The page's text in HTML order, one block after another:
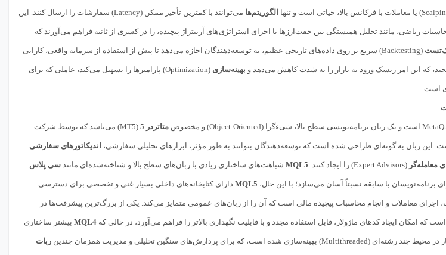
الگوریتم‌ها می‌توانند با کمترین تأخیر ممکن (Latency) سفارشات را ارسال کنند. این
ریاضی، مانند تحلیل همبستگی بین جفت‌ارزها یا اجرای استراتژی‌های آربیتراژ پیچیده، را در کسری از ثانیه فراهم می‌آورند که
(Backtesting) سریع بر روی داده‌های تاریخی عظیم، به توسعه‌دهندگان اجازه می‌دهد تا پیش از استفاده از سرمایه واقعی، کارایی
که این امر ریسک ورود به بازار را به شدت کاهش می‌دهد و بهینه‌سازی (Optimization) پارامترها را تسهیل می‌کند، عاملی که برای
است.
متاتردر 5 (MT5) می‌باشد که توسط شرکت
اندیکاتورهای سفارشی
معامله‌گر (Expert Advisors) را ایجاد کنند. MQL5 شباهت‌های ساختاری زیادی با زبان‌های سطح بالا و شناخته‌شده‌ای مانندسی پلاس
MQL5 دارای کتابخانه‌های داخلی بسیار غنی و تخصصی برای دسترسی
اجرای معاملات و انجام محاسبات پیچیده مالی است که آن را از زبان‌های عمومی متمایز می‌کند. یکی از بزرگ‌ترین پیشرفت‌ها در
است که امکان ایجاد کدهای ماژولار، قابل استفاده مجدد و با قابلیت نگهداری بالاتر را فراهم می‌آورد، در حالی کهMQL4 بیشتر ساختاری
ربات